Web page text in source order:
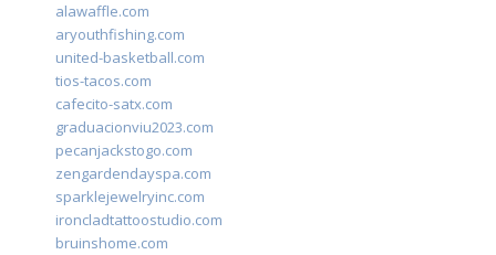
alawaffle.com
aryouthfishing.com
united-basketball.com
tios-tacos.com
cafecito-satx.com
graduacionviu2023.com
pecanjackstogo.com
zengardendayspa.com
sparklejewelryinc.com
ironcladtattoostudio.com
bruinshome.com